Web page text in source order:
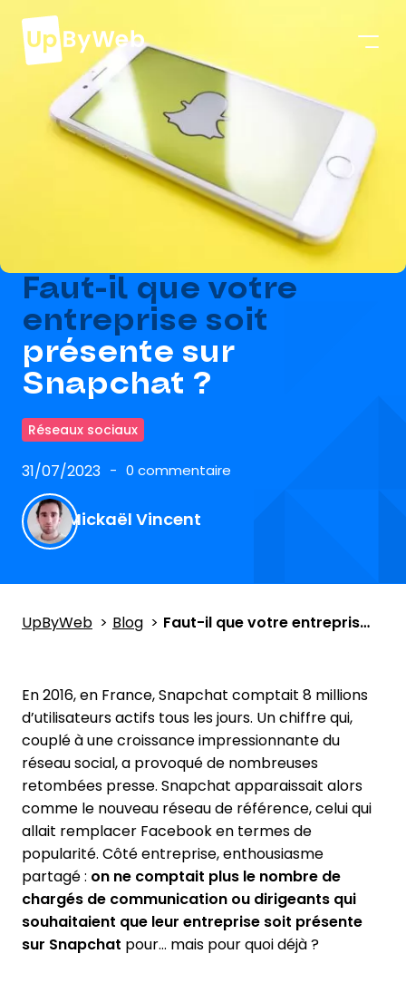
Faut-il que votre
entreprise soit
présente sur
Snapchat ?
Réseaux sociaux
31/07/2023 0 commentaire
Mickaël Vincent
UpByWeb Blog Faut-il que votre entreprise soit présente sur Snapchat ?
En 2016, en France, Snapchat comptait 8 millions
d’utilisateurs actifs tous les jours. Un chiffre qui,
couplé à une croissance impressionnante du
réseau social, a provoqué de nombreuses
retombées presse. Snapchat apparaissait alors
comme le nouveau réseau de référence, celui qui
allait remplacer Facebook en termes de
popularité. Côté entreprise, enthousiasme
partagé : on ne comptait plus le nombre de
chargés de communication ou dirigeants qui
souhaitaient que leur entreprise soit présente
sur Snapchat pour… mais pour quoi déjà ?